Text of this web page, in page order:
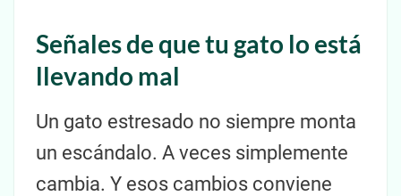
Señales de que tu gato lo está
llevando mal
Un gato estresado no siempre monta
un escándalo. A veces simplemente
cambia. Y esos cambios conviene